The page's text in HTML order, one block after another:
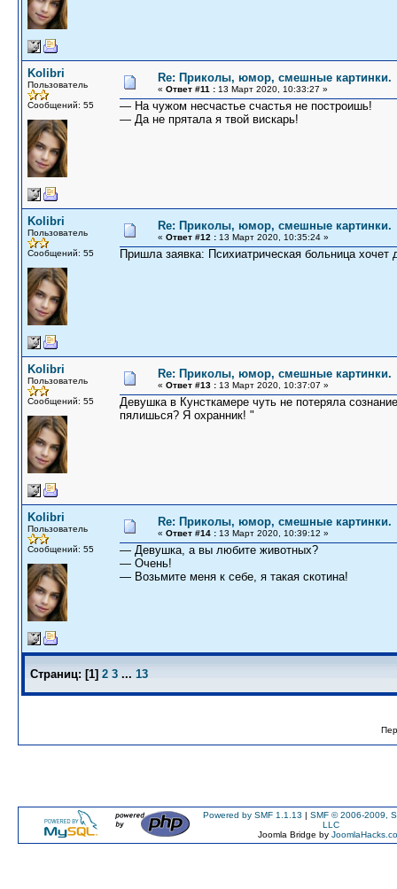
Kolibri
Пользователь
Сообщений: 55
Re: Приколы, юмор, смешные картинки.
« Ответ #11 : 13 Март 2020, 10:33:27 »
— На чужом несчастье счастья не построишь!
— Да не прятала я твой вискарь!
Kolibri
Пользователь
Сообщений: 55
Re: Приколы, юмор, смешные картинки.
« Ответ #12 : 13 Март 2020, 10:35:24 »
Пришла заявка: Психиатрическая больница
Kolibri
Пользователь
Сообщений: 55
Re: Приколы, юмор, смешные картинки.
« Ответ #13 : 13 Март 2020, 10:37:07 »
Девушка в Кунсткамере чуть не потеряла
пялишься? Я охранник! "
Kolibri
Пользователь
Сообщений: 55
Re: Приколы, юмор, смешные картинки.
« Ответ #14 : 13 Март 2020, 10:39:12 »
— Девушка, а вы любите животных?
— Очень!
— Возьмите меня к себе, я такая скотина!
Страниц: [1] 2 3 ... 13
Powered by SMF 1.1.13 | SMF © 2006-2009,
LLC
Joomla Bridge by